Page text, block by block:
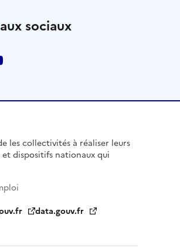
sociaux
les collectivités à réaliser leurs
dispositifs nationaux qui
data.gouv.fr